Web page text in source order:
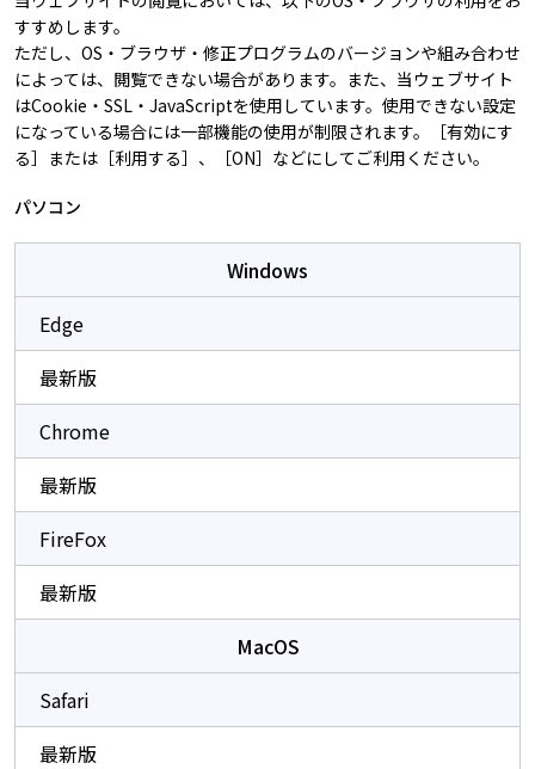
すすめします。
ただし、OS・ブラウザ・修正プログラムのバージョンや組み合わせ
によっては、閲覧できない場合があります。また、当ウェブサイト
はCookie・SSL・JavaScriptを使用しています。使用できない設定
になっている場合には一部機能の使用が制限されます。［有効にす
る］または［利用する］、［ON］などにしてご利用ください。
パソコン
Windows
Edge
最新版
Chrome
最新版
FireFox
最新版
MacOS
Safari
最新版